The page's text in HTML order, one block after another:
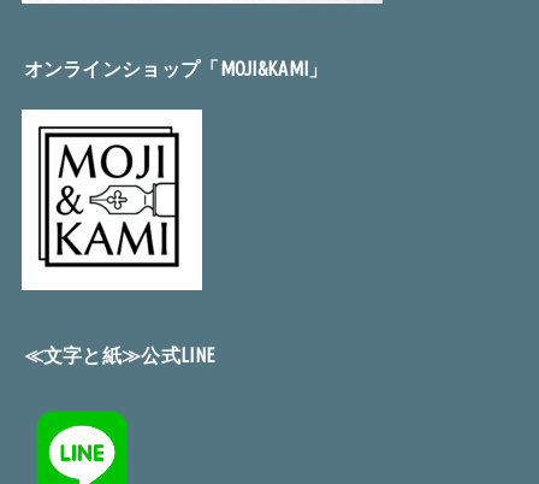
オンラインショップ「MOJI&KAMI」
≪文字と紙≫公式LINE